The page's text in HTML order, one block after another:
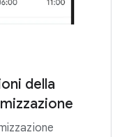
della